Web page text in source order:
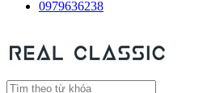
0979636238